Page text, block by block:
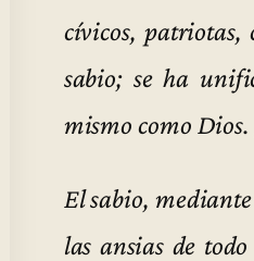
cívicos, patriotas,
sabio; se ha
mismo como
El sabio,
las ansias de